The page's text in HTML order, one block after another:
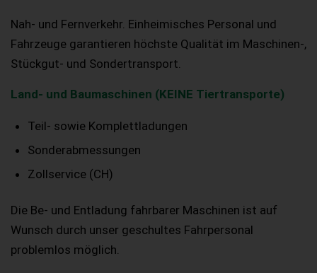
Nah- und Fernverkehr. Einheimisches Personal und
Fahrzeuge garantieren höchste Qualität im Maschinen-,
Stückgut- und Sondertransport.
Land- und Baumaschinen (KEINE Tiertransporte)
Teil- sowie Komplettladungen
Sonderabmessungen
Zollservice (CH)
Die Be- und Entladung fahrbarer Maschinen ist auf
Wunsch durch unser geschultes Fahrpersonal
problemlos möglich.